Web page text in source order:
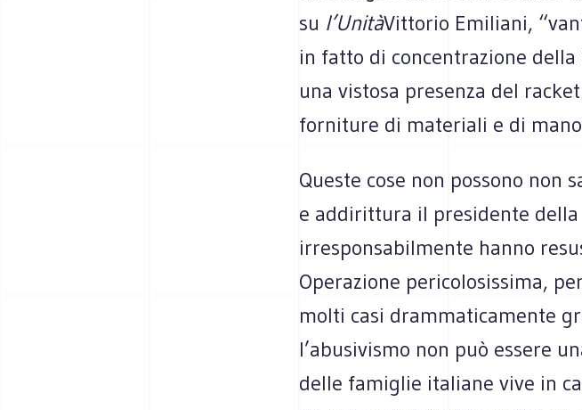
su l’UnitàVittorio Emiliani,
in fatto di concentrazione
una vistosa presenza del
forniture di materiali e di
Queste cose non possono
e addirittura il presidente
irresponsabilmente hanno
Operazione pericolosissima,
molti casi drammaticamente
l’abusivismo non può essere
delle famiglie italiane vive in